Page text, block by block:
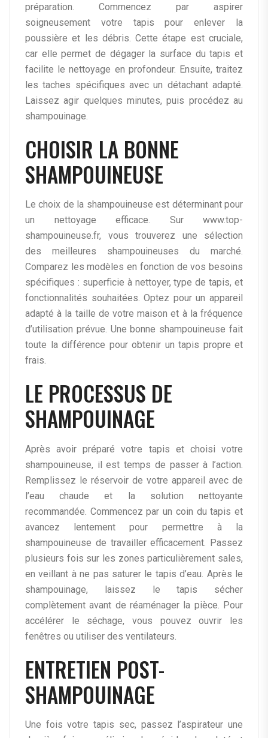
préparation. Commencez par aspirer
soigneusement votre tapis pour enlever la
poussière et les débris. Cette étape est cruciale,
car elle permet de dégager la surface du tapis et
facilite le nettoyage en profondeur. Ensuite, traitez
les taches spécifiques avec un détachant adapté.
Laissez agir quelques minutes, puis procédez au
shampouinage.
CHOISIR LA BONNE
SHAMPOUINEUSE
Le choix de la shampouineuse est déterminant pour
un nettoyage efficace. Sur www.top-
shampouineuse.fr, vous trouverez une sélection
des meilleures shampouineuses du marché.
Comparez les modèles en fonction de vos besoins
spécifiques : superficie à nettoyer, type de tapis, et
fonctionnalités souhaitées. Optez pour un appareil
adapté à la taille de votre maison et à la fréquence
d’utilisation prévue. Une bonne shampouineuse fait
toute la différence pour obtenir un tapis propre et
frais.
LE PROCESSUS DE
SHAMPOUINAGE
Après avoir préparé votre tapis et choisi votre
shampouineuse, il est temps de passer à l’action.
Remplissez le réservoir de votre appareil avec de
l’eau chaude et la solution nettoyante
recommandée. Commencez par un coin du tapis et
avancez lentement pour permettre à la
shampouineuse de travailler efficacement. Passez
plusieurs fois sur les zones particulièrement sales,
en veillant à ne pas saturer le tapis d’eau. Après le
shampouinage, laissez le tapis sécher
complètement avant de réaménager la pièce. Pour
accélérer le séchage, vous pouvez ouvrir les
fenêtres ou utiliser des ventilateurs.
ENTRETIEN POST-
SHAMPOUINAGE
Une fois votre tapis sec, passez l’aspirateur une